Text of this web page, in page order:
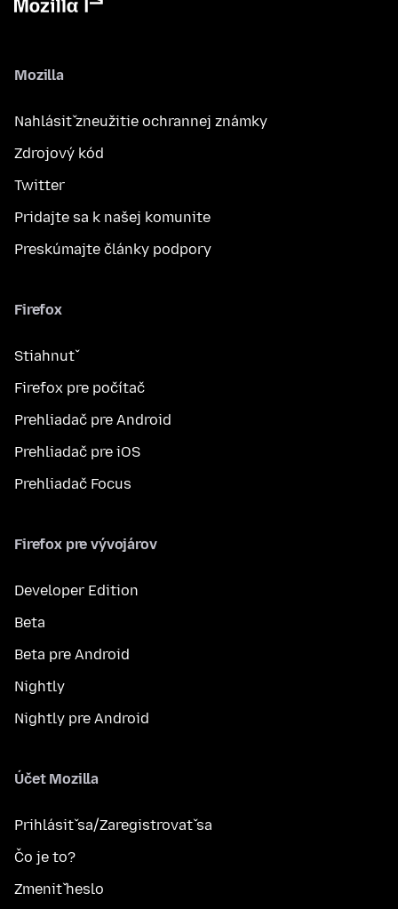
Mozilla
Nahlásiť zneužitie ochrannej známky
Zdrojový kód
Twitter
Pridajte sa k našej komunite
Preskúmajte články podpory
Firefox
Stiahnuť
Firefox pre počítač
Prehliadač pre Android
Prehliadač pre iOS
Prehliadač Focus
Firefox pre vývojárov
Developer Edition
Beta
Beta pre Android
Nightly
Nightly pre Android
Účet Mozilla
Prihlásiť sa/Zaregistrovať sa
Čo je to?
Zmeniť heslo